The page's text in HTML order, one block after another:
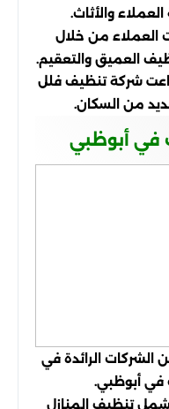
والأثاث.
العملاء من خلال
العميق والتعقيم.
شركة تنظيف فلل
من السكان.
أبوظبي
الشركات الرائدة في
في أبوظبي.
تنظيف المنازل